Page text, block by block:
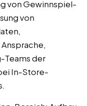
von Gewinnspiel-
von
Teams der
In-Store-